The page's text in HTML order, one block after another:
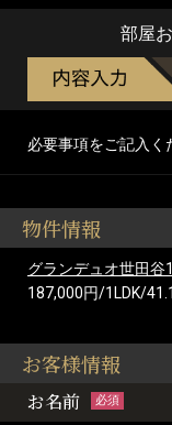
部屋
必要事項をご記入く
物件情報
グランデュオ世田谷
187,000円/1LDK/
お客様情報
お名前 必須